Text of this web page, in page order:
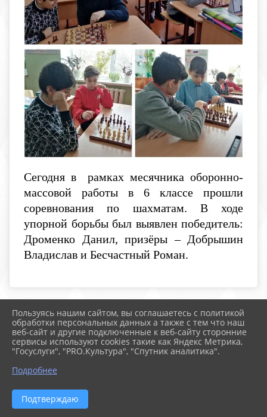
Сегодня в рамках месячника оборонно-
массовой работы в 6 классе прошли
соревнования по шахматам. В ходе
упорной борьбы был выявлен победитель:
Дроменко Данил, призёры – Добрышин
Владислав и Бесчастный Роман.
2026 г. boldschool-rostov.ru
Вход
Карта сайта
Политика обработки персональных данных
Сделано на KubCMS
Пользуясь нашим сайтом, вы соглашаетесь с политикой
обработки персональных данных а также с тем что наш
веб-сайт и другие подключенные к веб-сайту сторонние
сервисы используют cookies такие как Яндекс Метрика,
"Госуслуги", "PRO.Культура", "Спутник аналитика".
Подробнее
Подтверждаю